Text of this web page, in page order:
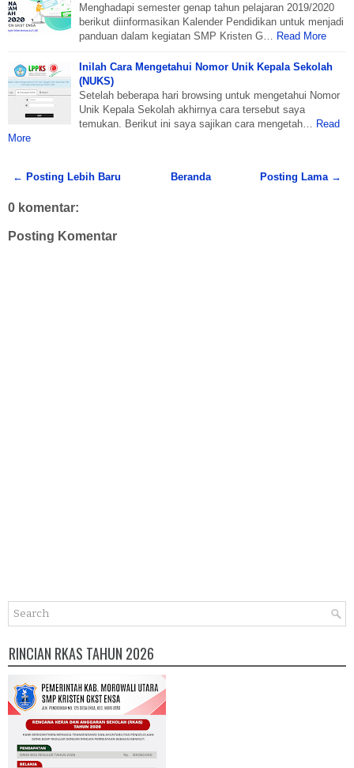
Menghadapi semester genap tahun pelajaran 2019/2020
berikut diinformasikan Kalender Pendidikan untuk menjadi
panduan dalam kegiatan SMP Kristen G…
Read More
Inilah Cara Mengetahui Nomor Unik Kepala Sekolah
(NUKS)
Setelah beberapa hari browsing untuk mengetahui Nomor
Unik Kepala Sekolah akhirnya cara tersebut saya
temukan. Berikut ini saya sajikan cara mengetah…
Read
More
← Posting Lebih Baru Posting Lama →
Beranda
0 komentar:
Posting Komentar
RINCIAN RKAS TAHUN 2026